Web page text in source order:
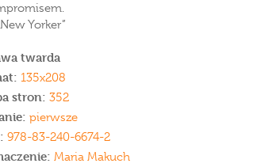
Yorker”
twarda
135x208
stron: 352
pierwsze
978-83-240-6674-2
Maria Makuch